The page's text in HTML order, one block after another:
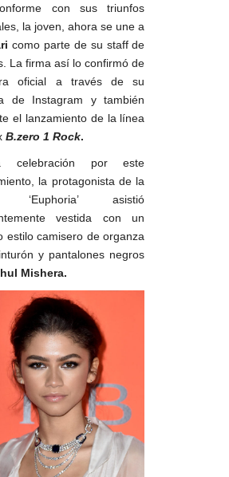
con sus triunfos
la joven, ahora se une a
como parte de su staff de
La firma así lo confirmó de
oficial a través de su
de Instagram y también
el lanzamiento de la línea
B.zero 1 Rock.
por este
la protagonista de la
‘Euphoria’ asistió
vestida con un
estilo camisero de organza
y pantalones negros
Mishera.